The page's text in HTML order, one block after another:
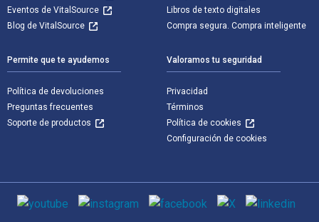
Eventos de VitalSource
Blog de VitalSource
Libros de texto digitales
Compra segura. Compra inteligente
Permite que te ayudemos
Política de devoluciones
Preguntas frecuentes
Soporte de productos
Valoramos tu seguridad
Privacidad
Términos
Política de cookies
Configuración de cookies
Medios de comunicación social